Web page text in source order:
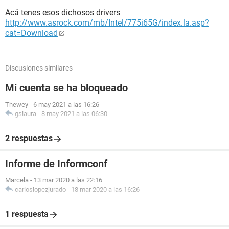
Chipset del motherboard Intel Springdale-G i865G
Memoria del sistema [ TRIAL VERSION ]
DIMM3: Aeneon AED660UD00-500C88M [ TRIAL VERSION ]
Puerto de comunicación Puerto de impresora ECP (LPT1)
Monitor:
Placa de video nVIDIA GeForce 6200 AGP
Aceleradora 3D nVIDIA GeForce 6200 AGP
Placa de sonido C-Media CMI9739A/9761 @ Intel 82801EB
ICH5 - AC'97 Audio Controller [A-2/A-3]
Almacenamiento:
Controlador IDE Intel(R) 82801EB Ultra ATA Storage
Controllers
Disquetera Unidad de disquete
Disco óptico LITE-ON CD N LH52N1P (52x CD-ROM)
Acá tenes esos dichosos drivers
http://www.asrock.com/mb/Intel/775i65G/index.la.asp?
cat=Download
Discusiones similares
Mi cuenta se ha bloqueado
Thewey - 6 may 2021 a las 16:26
gslaura - 8 may 2021 a las 06:30
2 respuestas
Informe de Informconf
Marcela - 13 mar 2020 a las 22:16
carloslopezjurado - 18 mar 2020 a las 16:26
1 respuesta